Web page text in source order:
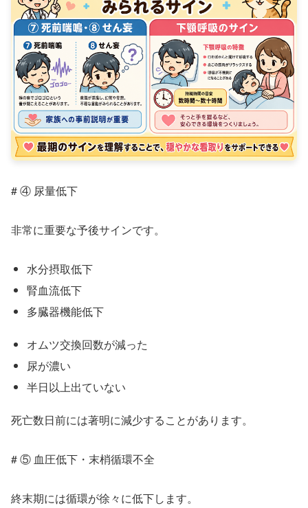
# ④ 尿量低下
非常に重要な予後サインです。
水分摂取低下
腎血流低下
多臓器機能低下
オムツ交換回数が減った
尿が濃い
半日以上出ていない
死亡数日前には著明に減少することがあります。
# ⑤ 血圧低下・末梢循環不全
終末期には循環が徐々に低下します。